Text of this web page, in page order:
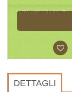
DETTAGLI